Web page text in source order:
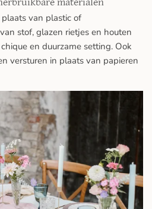
van plastic of
stof, glazen rietjes en houten
en duurzame setting. Ook
versturen in plaats van papieren